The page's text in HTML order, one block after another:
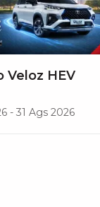
Veloz HEV
- 31 Ags 2026